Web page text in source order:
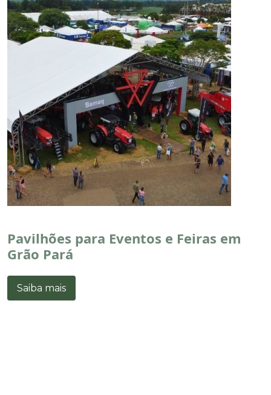
Pavilhões para Eventos e Feiras em
Grão Pará
Saiba mais